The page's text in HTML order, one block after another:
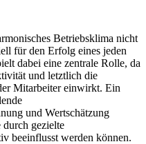
Betriebsklima nicht
für den Erfolg eines jeden
dabei eine zentrale Rolle, da
und letztlich die
Mitarbeiter einwirkt. Ein
und Wertschätzung
gezielte
beeinflusst werden können.